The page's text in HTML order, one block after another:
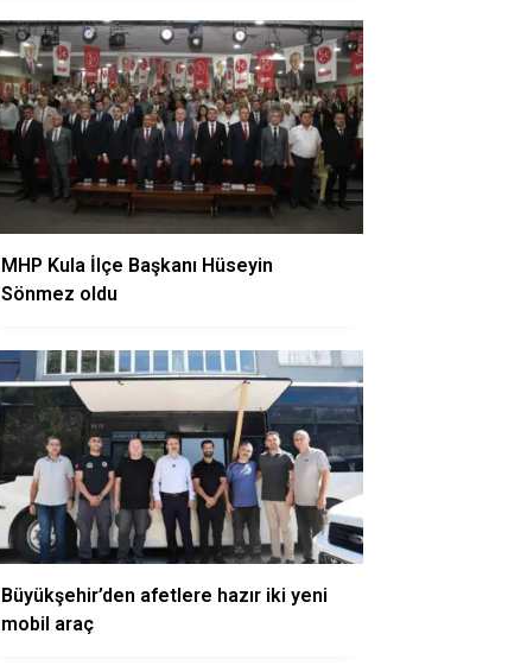
MHP Kula İlçe Başkanı Hüseyin
Sönmez oldu
Büyükşehir’den afetlere hazır iki yeni
mobil araç